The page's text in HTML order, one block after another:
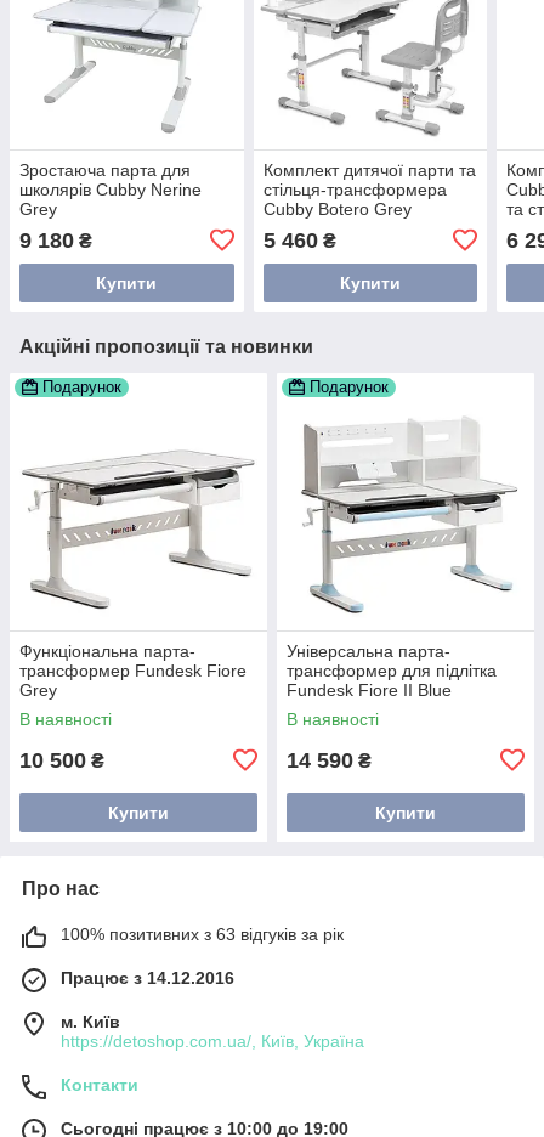
Зростаюча парта для
школярів Cubby Nerine
Grey
9 180 ₴
Купити
Комплект дитячої парти та
стільця-трансформера
Cubby Botero Grey
5 460₴
Купити
та
6
Акційні пропозиції та новинки
Подарунок
Функціональна парта-
трансформер Fundesk Fiore
Grey
В наявності
10 500 ₴
Купити
Подарунок
Універсальна парта-
трансформер для підлітка
Fundesk Fiore II Blue
В наявності
14 590 ₴
Купити
Про нас
100% позитивних з 63 відгуків за рік
Працює з 14.12.2016
м. Київ
https://detoshop.com.ua/, Київ, Україна
Контакти
Сьогодні працює з 10:00 до 19:00